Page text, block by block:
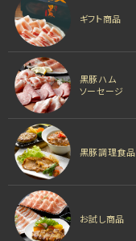
ギフト商品
黒豚ハム
ソーセージ
黒豚調理食品
お試し商品